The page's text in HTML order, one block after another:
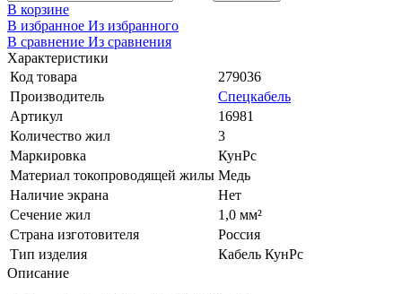
В корзине
В избранное Из избранного
В сравнение Из сравнения
Характеристики
Код товара
279036
Производитель
Спецкабель
Артикул
16981
Количество жил
3
Маркировка
КунРс
Материал токопроводящей жилы Медь
Наличие экрана
Нет
Сечение жил
1,0 мм²
Страна изготовителя
Россия
Тип изделия
Кабель КунРс
Описание